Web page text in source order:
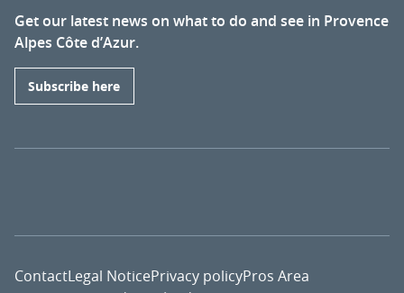
Get our latest news on what to do and see in Provence
Alpes Côte d’Azur.
Subscribe here
ContactLegal NoticePrivacy policyPros Area